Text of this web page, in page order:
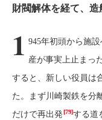
財閥解体を経て、
1 945年初頭から施
産が事実上止まっ
すると、新しい役員は
た。まず川崎製鉄を分
だけで再出発[79]する道